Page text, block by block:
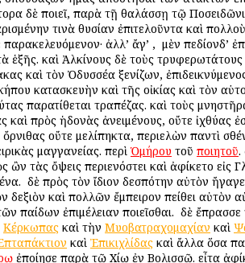
δὲ ποιεῖ, παρὰ τῇ θαλάσσῃ τῷ Ποσειδῶνι
τινὰ θυσίαν ἐπιτελοῦντα καὶ
ἀλλ’ ἄγ’ , ὁ μὲν πεδίονδ’
ἑξῆς. καὶ Ἀλκίνους δὲ τοὺς
καὶ τὸν Ὀδυσσέα ξενίζων,
κατασκευὴν καὶ τῆς οἰκίας καὶ τὸν
παρατίθεται τραπέζας. καὶ τοὺς
καὶ πρὸς ἡδονὰς ἀνειμένους, οὔτε ἰχθύας
ὄρνιθας οὔτε μελίπηκτα, περιελὼν παντὶ
μαγγανείας. περὶ Ὁμήρου τοῦ ποιητοῦ.
ὢν τὰς ὄψεις περιενόστει καὶ ἀφίκετο εἰς
ὁ δὲ πρὸς τὸν ἴδιον δεσπότην αὐτὸν
δεξιὸν καὶ πολλῶν ἔμπειρον πείθει αὐτὸν
παίδων ἐπιμέλειαν ποιεῖσθαι. ὁ δὲ
Κέρκωπας καὶ τὴν Μυοβατραχομαχίαν καὶ
καὶ Ἐπικιχλίδας καὶ ἄλλα ὅσα
ἐποίησε παρὰ τῷ Χίῳ ἐν Βολισσῷ. εἶτα